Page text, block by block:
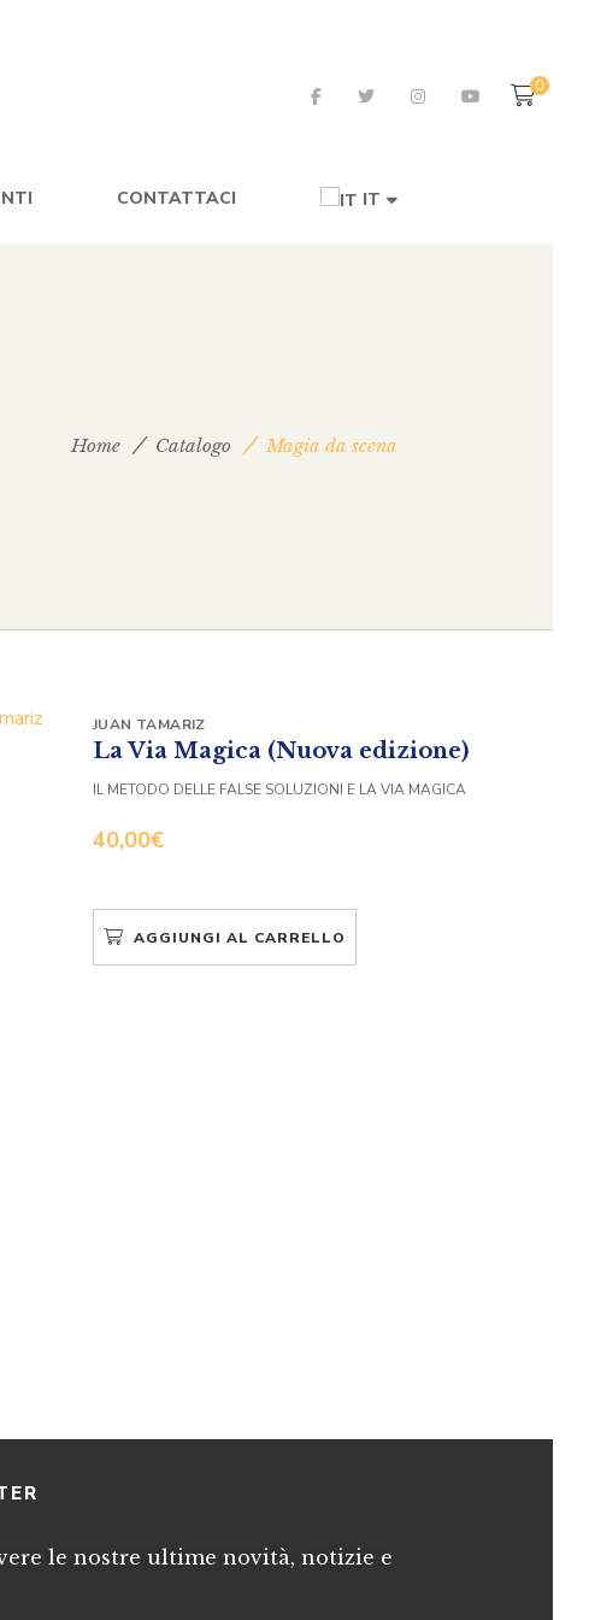
0
CONTATTACI IT
Home Catalogo Magia da scena
La Via Magica (Nuova edizione)
40,00€
JUAN TAMARIZ
IL METODO DELLE FALSE SOLUZIONI E LA VIA MAGICA
AGGIUNGI AL CARRELLO
le nostre ultime novità, notizie e